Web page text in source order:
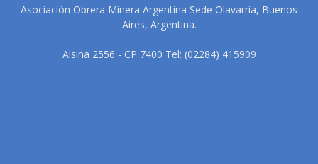
Asociación Obrera Minera Argentina Sede Olavarría, Buenos
Aires, Argentina.
Alsina 2556 - CP 7400 Tel: (02284) 415909